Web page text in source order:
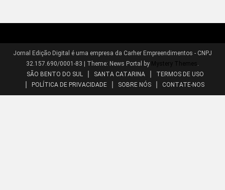
Jornal Edição Digital é uma empresa da Carher Empreendimentos - CNPJ
32.157.690/0001-83
Theme: News Portal by Mystery Themes .
SÃO BENTO DO SUL
SANTA CATARINA
TERMOS DE USO
POLÍTICA DE PRIVACIDADE
SOBRE NÓS CONTATE-NOS